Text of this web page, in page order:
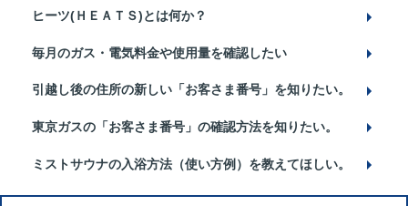
ヒーツ(ＨＥＡＴＳ)とは何か？
毎月のガス・電気料金や使用量を確認したい
引越し後の住所の新しい「お客さま番号」を知りたい。
東京ガスの「お客さま番号」の確認方法を知りたい。
ミストサウナの入浴方法（使い方例）を教えてほしい。